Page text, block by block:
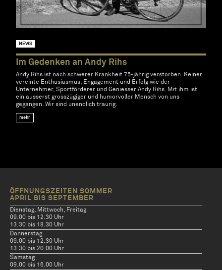
NEWS
Im Gedenken an Andy Rihs
Andy Rihs ist nach schwerer Krankheit 75-jährig verstorben. Keiner
vereinte Enthusiasmus, Engagement und Erfolg wie der
Unternehmer, Sportförderer und Geniesser Andy Rihs. Mit ihm ist
ein äusserst grosszügiger und humorvoller Mensch von uns
gegangen. Wir sind unendlich traurig.
mehr
ÖFFNUNGSZEITEN SOMMER
APRIL BIS SEPTEMBER
Dienstag, Mittwoch, Freitag
09.00 bis 12.30 Uhr
13.30 bis 18.30 Uhr
Donnerstag
09.00 bis 12.30 Uhr
13.30 bis 20.00 Uhr
Samstag
09.00 bis 16.00 Uhr